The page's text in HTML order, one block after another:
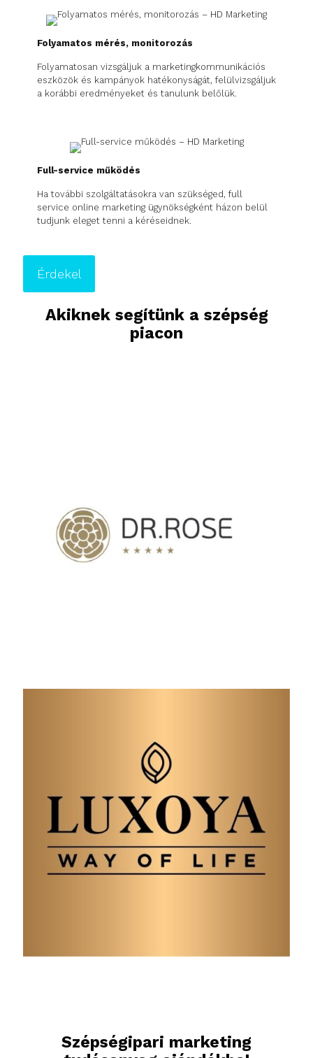
Folyamatos mérés, monitorozás
Folyamatosan vizsgáljuk a marketingkommunikációs
eszközök és kampányok hatékonyságát, felülvizsgáljuk
a korábbi eredményeket és tanulunk belőlük.
Full-service működés
Ha további szolgáltatásokra van szükséged, full
service online marketing ügynökségként házon belül
tudjunk eleget tenni a kéréseidnek.
Érdekel
Akiknek segítünk a szépség
piacon
Szépségipari marketing